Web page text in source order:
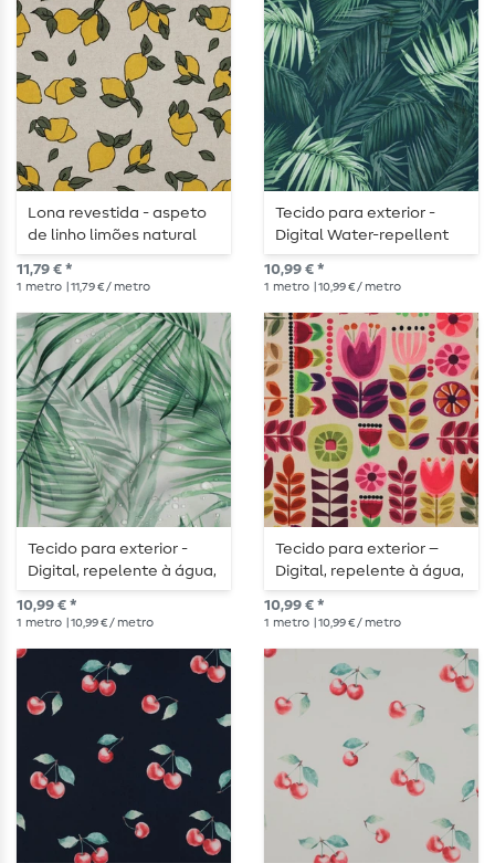
Lona revestida - aspeto
de linho limões natural
11,79 € *
1 metro | 11,79 € / metro
Tecido para exterior -
Digital Water-repellent
Leaves Verde escuro
10,99 € *
1 metro | 10,99 € / metro
Tecido para exterior -
Digital, repelente à água,
folhas, branco
10,99 € *
1 metro | 10,99 € / metro
Tecido para exterior –
Digital, repelente à água,
com padrão floral
multicolorido
10,99 € *
1 metro | 10,99 € / metro